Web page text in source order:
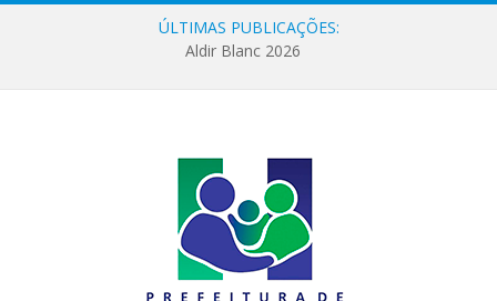
ÚLTIMAS PUBLICAÇÕES:
Aldir Blanc 2026